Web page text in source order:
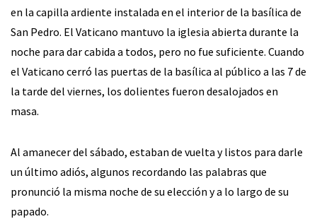
en la capilla ardiente instalada en el interior de la basílica de
San Pedro. El Vaticano mantuvo la iglesia abierta durante la
noche para dar cabida a todos, pero no fue suficiente. Cuando
el Vaticano cerró las puertas de la basílica al público a las 7 de
la tarde del viernes, los dolientes fueron desalojados en
masa.
Al amanecer del sábado, estaban de vuelta y listos para darle
un último adiós, algunos recordando las palabras que
pronunció la misma noche de su elección y a lo largo de su
papado.